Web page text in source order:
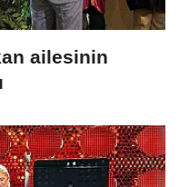
ailesinin